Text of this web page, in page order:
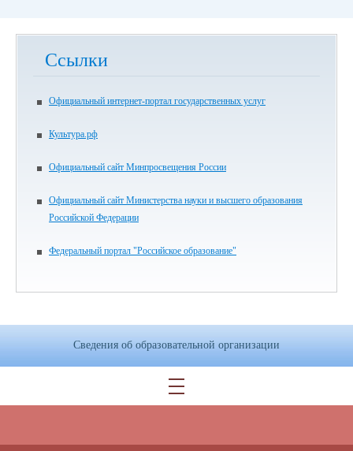
Ссылки
Официальный интернет-портал государственных услуг
Культура.рф
Официальный сайт Минпросвещения России
Официальный сайт Министерства науки и высшего образования
Российской Федерации
Федеральный портал "Российское образование"
Сведения об образовательной организации